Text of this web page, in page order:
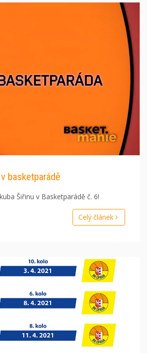
basketparádě
Šiřinu v Basketparádě č. 6!
Celý článek